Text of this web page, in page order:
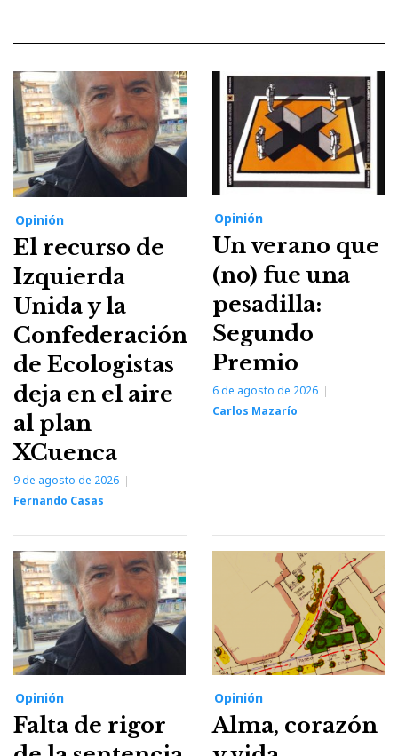
Opinión
El recurso de
Izquierda
Unida y la
Confederación
de Ecologistas
deja en el aire
al plan
XCuenca
9 de agosto de 2026
Fernando Casas
Opinión
Un verano que
(no) fue una
pesadilla:
Segundo
Premio
6 de agosto de 2026
Carlos Mazarío
Opinión
Falta de rigor
Opinión
Alma, corazón